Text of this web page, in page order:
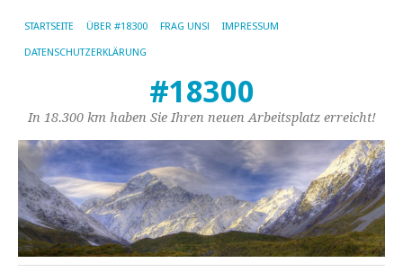
STARTSEITE ÜBER #18300 FRAG UNS! IMPRESSUM
DATENSCHUTZERKLÄRUNG
#18300
In 18.300 km haben Sie Ihren neuen Arbeitsplatz erreicht!